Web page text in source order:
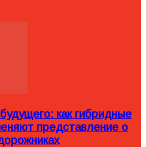
как гибридные
представление о